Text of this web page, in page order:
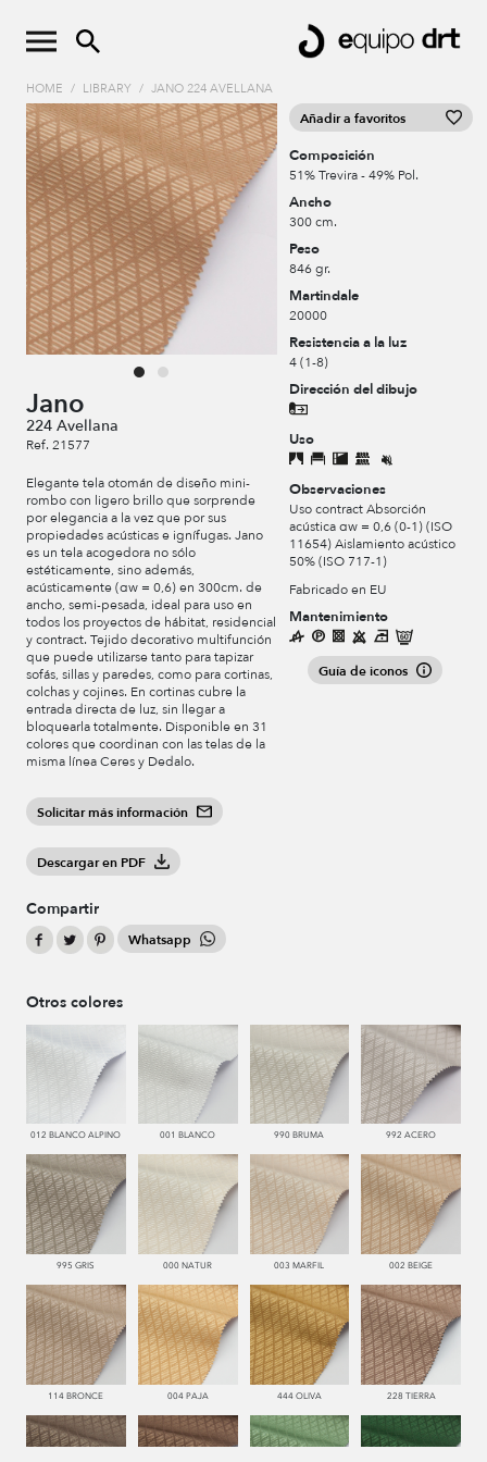
HOME / LIBRARY / JANO 224 AVELLANA
Jano
224 Avellana
Ref. 21577
Elegante tela otomán de diseño mini-
rombo con ligero brillo que sorprende
por elegancia a la vez que por sus
propiedades acústicas e ignífugas. Jano
es un tela acogedora no sólo
estéticamente, sino además,
acústicamente (αw = 0,6) en 300cm. de
ancho, semi-pesada, ideal para uso en
todos los proyectos de hábitat, residencial
y contract. Tejido decorativo multifunción
que puede utilizarse tanto para tapizar
sofás, sillas y paredes, como para cortinas,
colchas y cojines. En cortinas cubre la
entrada directa de luz, sin llegar a
bloquearla totalmente. Disponible en 31
colores que coordinan con las telas de la
misma línea Ceres y Dedalo.
Solicitar más información
Descargar en PDF
Compartir
Whatsapp
Añadir a favoritos
Composición
51% Trevira - 49% Pol.
Ancho
300 cm.
Peso
846 gr.
Martindale
20000
Resistencia a la luz
4 (1-8)
Dirección del dibujo
Uso
Observaciones
Uso contract Absorción
acústica αw = 0,6 (0-1) (ISO
11654) Aislamiento acústico
50% (ISO 717-1)
Fabricado en EU
Mantenimiento
Guía de iconos
Otros colores
012 BLANCO ALPINO 001 BLANCO 990 BRUMA 992 ACERO
995 GRIS 000 NATUR 003 MARFIL 002 BEIGE
114 BRONCE 004 PAJA 444 OLIVA 228 TIERRA